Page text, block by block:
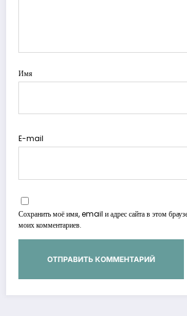
Имя
E-mail
Сохранить моё имя, email и адрес сайта в этом
моих комментариев.